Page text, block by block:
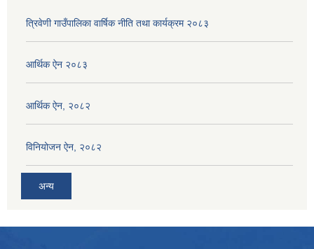
त्रिवेणी गाउँपालिका वार्षिक नीति तथा कार्यक्रम २०८३
आर्थिक ऐन २०८३
आर्थिक ऐन, २०८२
विनियोजन ऐन, २०८२
अन्य